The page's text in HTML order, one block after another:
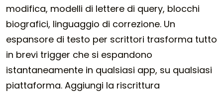
modifica, modelli di lettere di query, blocchi
biografici, linguaggio di correzione. Un
espansore di testo per scrittori trasforma tutto
in brevi trigger che si espandono
istantaneamente in qualsiasi app, su qualsiasi
piattaforma. Aggiungi la riscrittura